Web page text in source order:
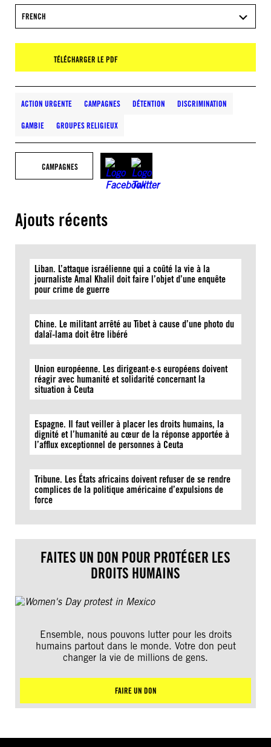
FRENCH
TÉLÉCHARGER LE PDF
ACTION URGENTE CAMPAGNES DÉTENTION DISCRIMINATION
GAMBIE GROUPES RELIGIEUX
CAMPAGNES
Ajouts récents
Liban. L’attaque israélienne qui a coûté la vie à la
journaliste Amal Khalil doit faire l’objet d’une enquête
pour crime de guerre
Chine. Le militant arrêté au Tibet à cause d’une photo du
dalaï-lama doit être libéré
Union européenne. Les dirigeant·e·s européens doivent
réagir avec humanité et solidarité concernant la
situation à Ceuta
Espagne. Il faut veiller à placer les droits humains, la
dignité et l’humanité au cœur de la réponse apportée à
l’afflux exceptionnel de personnes à Ceuta
Tribune. Les États africains doivent refuser de se rendre
complices de la politique américaine d’expulsions de
force
FAITES UN DON POUR PROTÉGER LES
DROITS HUMAINS
Ensemble, nous pouvons lutter pour les droits
humains partout dans le monde. Votre don peut
changer la vie de millions de gens.
FAIRE UN DON